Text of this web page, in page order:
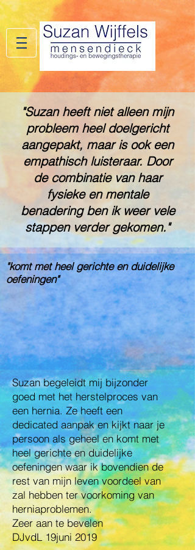
"Suzan heeft niet alleen mijn
probleem heel doelgericht
aangepakt, maar is ook een
empathisch luisteraar. Door
de combinatie van haar
fysieke en mentale
benadering ben ik weer vele
stappen verder gekomen."
"komt met heel gerichte en duidelijke
oefeningen"
Suzan begeleidt mij bijzonder
goed met het herstelproces van
een hernia. Ze heeft een
dedicated aanpak en kijkt naar je
persoon als geheel en komt met
heel gerichte en duidelijke
oefeningen waar ik bovendien de
rest van mijn leven voordeel van
zal hebben ter voorkoming van
herniaproblemen.
Zeer aan te bevelen
DJvdL 19juni 2019